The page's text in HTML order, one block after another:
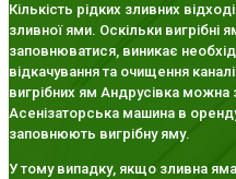
Кількість рідких зливних
зливної ями. Оскільки вигрібні
заповнюватися, виникає
відкачування та очищення
вигрібних ям Андрусівка
Асенізаторська машина в
заповнюють вигрібну яму.
У тому випадку, якщо зливна